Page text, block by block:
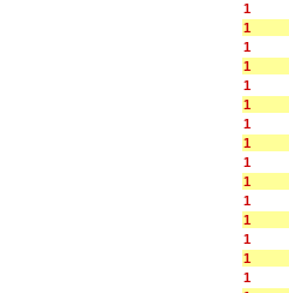
1
1
1
1
1
1
1
1
1
1
1
1
1
1
1